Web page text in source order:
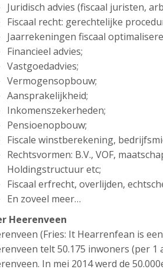
Juridisch advies (fiscaal juristen,
Fiscaal recht: gerechtelijke
Jaarrekeningen fiscaal
Financieel advies;
Vastgoedadvies;
Vermogensopbouw;
Aansprakelijkheid;
Inkomenszekerheden;
Pensioenopbouw;
Fiscale winstberekening,
Rechtsvormen: B.V., VOF,
Holdingstructuur etc;
Fiscaal erfrecht, overlijden,
En zoveel meer…
Heerenveen
(Fries: It Hearrenfean is
telt 50.175 inwoners (per
In mei 2014 werd de